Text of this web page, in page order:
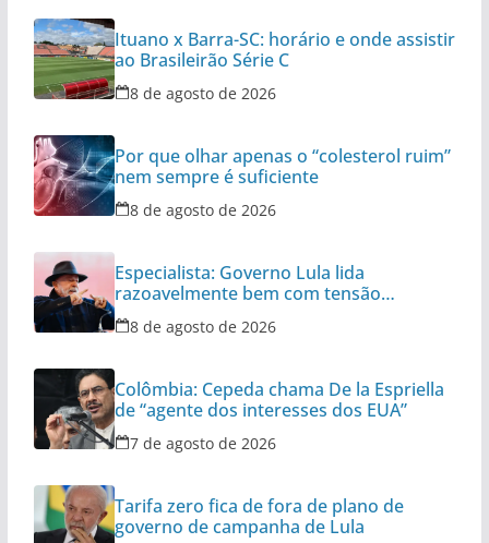
Ituano x Barra-SC: horário e onde assistir
ao Brasileirão Série C
8 de agosto de 2026
Por que olhar apenas o “colesterol ruim”
nem sempre é suficiente
8 de agosto de 2026
Especialista: Governo Lula lida
razoavelmente bem com tensão
diplomática
8 de agosto de 2026
Colômbia: Cepeda chama De la Espriella
de “agente dos interesses dos EUA”
7 de agosto de 2026
Tarifa zero fica de fora de plano de
governo de campanha de Lula